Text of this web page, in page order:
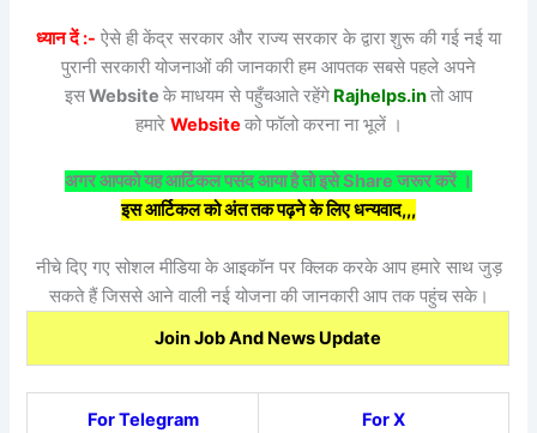
ध्यान दें :- ऐसे ही केंद्र सरकार और राज्य सरकार के द्वारा शुरू की गई नई या
पुरानी सरकारी योजनाओं की जानकारी हम आपतक सबसे पहले अपने
इसWebsite के माधयम से पहुँचआते रहेंगे Rajhelps.inतो आप
हमारे Website को फॉलो करना ना भूलें ।
अगर आपको यह आर्टिकल पसंद आया है तो इसे Share जरूर करें ।
इस आर्टिकल को अंत तक पढ़ने के लिए धन्यवाद,,,
नीचे दिए गए सोशल मीडिया के आइकॉन पर क्लिक करके आप हमारे साथ जुड़
सकते हैं जिससे आने वाली नई योजना की जानकारी आप तक पहुंच सके।
Join Job And News Update
For Telegram For X